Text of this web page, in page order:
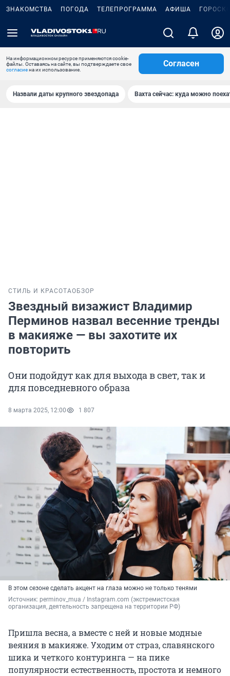
ЗНАКОМСТВА ПОГОДА ТЕЛЕПРОГРАММА АФИША
На информационном ресурсе применяются cookie-
файлы. Оставаясь на сайте, вы подтверждаете свое
согласиена их использование.
Согласен
Назвали даты крупного звездопада Вахта сейчас: куда можно
СТИЛЬ И КРАСОТАОБЗОР
Звездный визажист Владимир
Перминов назвал весенние тренды
в макияже — вы захотите их
повторить
Они подойдут как для выхода в свет, так и
для повседневного образа
8 марта 2025, 12:00 1 807
В этом сезоне сделать акцент на глаза можно не только тенями
Источник: perminov_mua / Instagram.com (экстремистская
организация, деятельность запрещена на территории РФ)
Пришла весна, а вместе с ней и новые модные
веяния в макияже. Уходим от страз, славянского
шика и четкого контуринга — на пике
популярности естественность, простота и немного